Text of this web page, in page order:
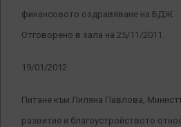
финансовото оздравяване на БДЖ.
Отговорено в зала на 25/11/2011.
19/01/2012
Питане към Лиляна Павлова,
развитие и благоустройството